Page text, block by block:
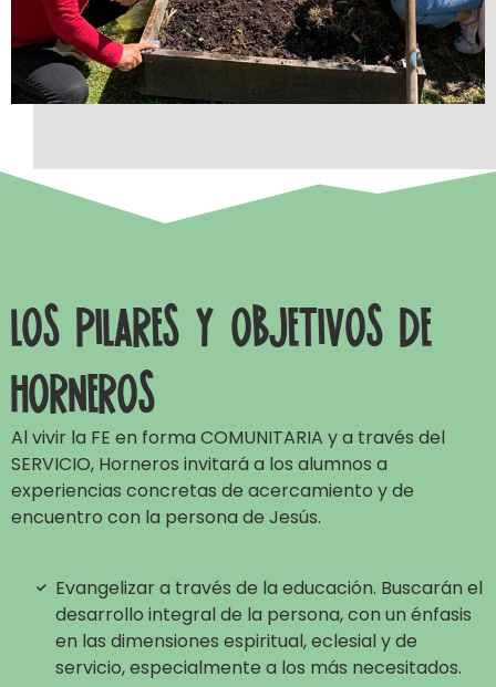
Los pilares y objetivos de
Horneros
Al vivir la FE en forma COMUNITARIA y a través del
SERVICIO, Horneros invitará a los alumnos a
experiencias concretas de acercamiento y de
encuentro con la persona de Jesús.
Evangelizar a través de la educación. Buscarán el
desarrollo integral de la persona, con un énfasis
en las dimensiones espiritual, eclesial y de
servicio, especialmente a los más necesitados.